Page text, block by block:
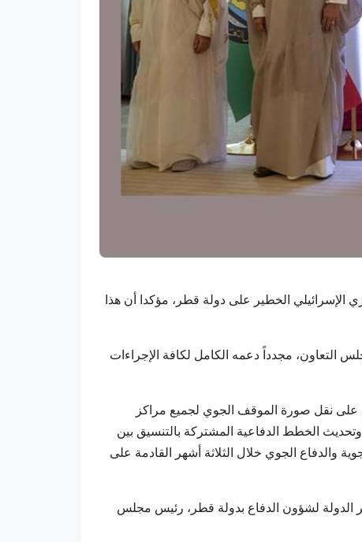
الإسرائيلي الخطير على دولة قطر، مؤكدا أن هذا
التعاون، مجدداً دعمه الكامل لكافة الإجراءات
على نقل صورة الموقف الجوي لجميع مراكز
الخطط الدفاعية المشتركة بالتنسيق بين
والدفاع الجوي خلال الثلاثة أشهر القادمة على
الدولة لشؤون الدفاع بدولة قطر، رئيس مجلس